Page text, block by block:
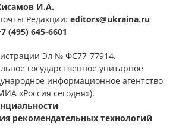
И.А.
Редакции: editors@ukraina.ru
(495) 645-6601
Эл № ФС77-77914.
государственное унитарное
информационное агентство
«Россия сегодня»).
рекомендательных технологий